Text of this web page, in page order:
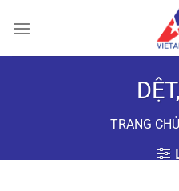
đến
TRANG CHỦ